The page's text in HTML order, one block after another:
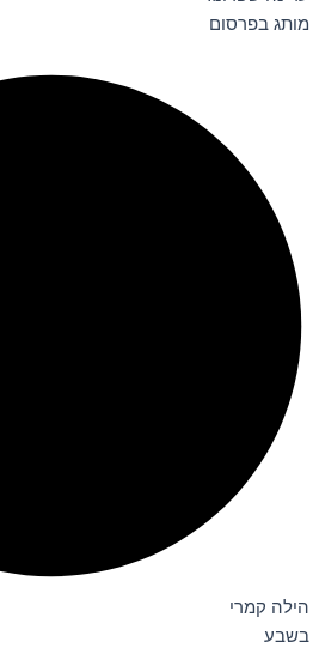
מותג בפרסום
הילה קמרי
בשבע